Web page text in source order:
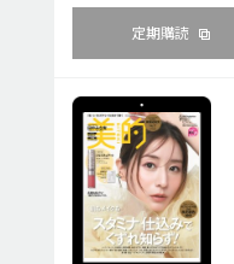
定期購読